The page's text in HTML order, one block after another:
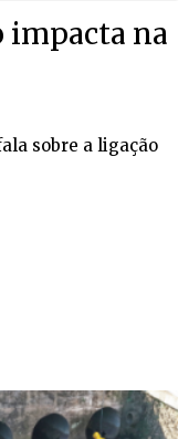
impacta na
sobre a ligação